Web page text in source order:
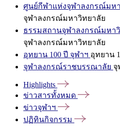
ศูนย์กีฬาแห่งจุฬาลงกรณ์มห
จุฬาลงกรณ์มหาวิทยาลัย
ธรรมสถานจุฬาลงกรณ์มหา
จุฬาลงกรณ์มหาวิทยาลัย
อุทยาน 100 ปี จุฬาฯ อุทยาน
จุฬาลงกรณ์ราชบรรณาลัย จุ
Highlights
ข่าวสารทั้งหมด
ข่าวจุฬาฯ
ปฏิทินกิจกรรม